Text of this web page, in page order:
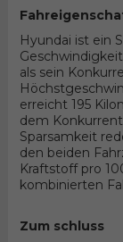
Hyundai ist ein
als sein
erreicht 195
dem
Sparsamkeit
den beiden
Kraftstoff pro
kombinierten
Zum schluss